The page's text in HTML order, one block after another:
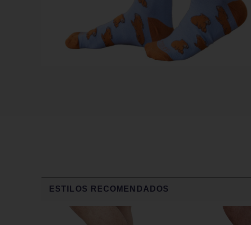
ESTILOS RECOMENDADOS